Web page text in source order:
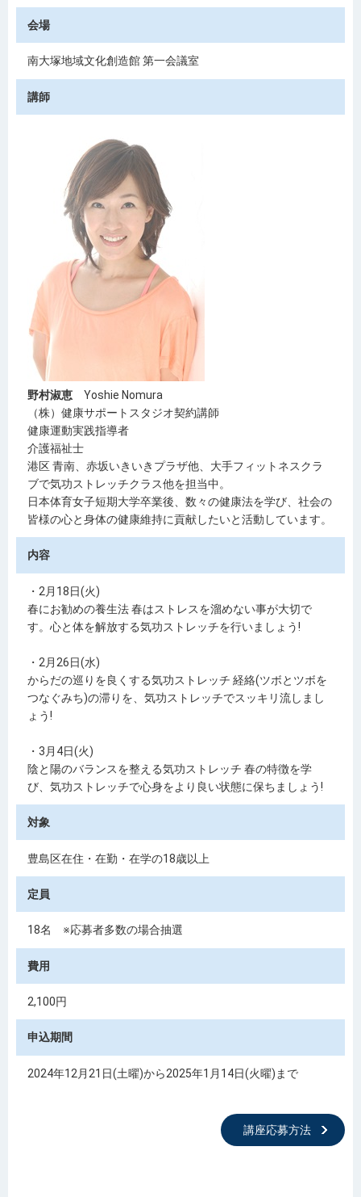
会場
南大塚地域文化創造館 第一会議室
講師
野村淑恵 Yoshie Nomura
（株）健康サポートスタジオ契約講師
健康運動実践指導者
介護福祉士
港区 青南、赤坂いきいきプラザ他、大手フィットネスクラ
ブで気功ストレッチクラス他を担当中。
日本体育女子短期大学卒業後、数々の健康法を学び、社会の
皆様の心と身体の健康維持に貢献したいと活動しています。
内容
・2月18日(火)
春にお勧めの養生法 春はストレスを溜めない事が大切で
す。心と体を解放する気功ストレッチを行いましょう!
・2月26日(水)
からだの巡りを良くする気功ストレッチ 経絡(ツボとツボを
つなぐみち)の滞りを、気功ストレッチでスッキリ流しまし
ょう!
・3月4日(火)
陰と陽のバランスを整える気功ストレッチ 春の特徴を学
び、気功ストレッチで心身をより良い状態に保ちましょう!
対象
豊島区在住・在勤・在学の18歳以上
定員
18名 ※応募者多数の場合抽選
費用
2,100円
申込期間
2024年12月21日(土曜)から2025年1月14日(火曜)まで
講座応募方法